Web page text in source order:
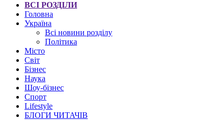
ВСІ РОЗДІЛИ
Головна
Україна
Всі новини розділу
Політика
Місто
Світ
Бізнес
Наука
Шоу-бізнес
Спорт
Lifestyle
БЛОГИ ЧИТАЧІВ